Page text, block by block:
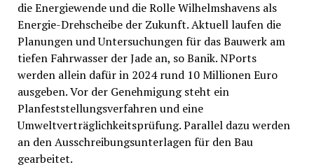
die Energiewende und die Rolle Wilhelmshavens als
Energie-Drehscheibe der Zukunft. Aktuell laufen die
Planungen und Untersuchungen für das Bauwerk am
tiefen Fahrwasser der Jade an, so Banik. NPorts
werden allein dafür in 2024 rund 10 Millionen Euro
ausgeben. Vor der Genehmigung steht ein
Planfeststellungsverfahren und eine
Umweltverträglichkeitsprüfung. Parallel dazu werden
an den Ausschreibungsunterlagen für den Bau
gearbeitet.